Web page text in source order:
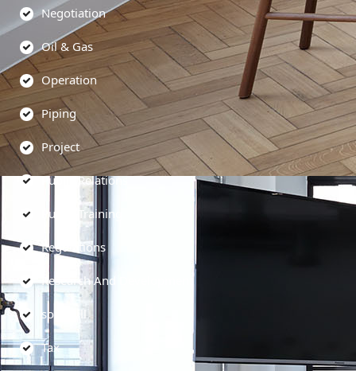
Negotiation
Oil & Gas
Operation
Piping
Project
Public Relations
Public Training
Regulations
Research And Development
soft skill
Tax